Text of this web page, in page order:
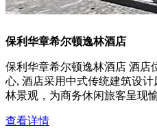
保利华章希尔顿逸林酒店
保利华章希尔顿逸林酒店 酒店
心, 酒店采用中式传统建筑设计
林景观，为商务休闲旅客呈现
查看详情